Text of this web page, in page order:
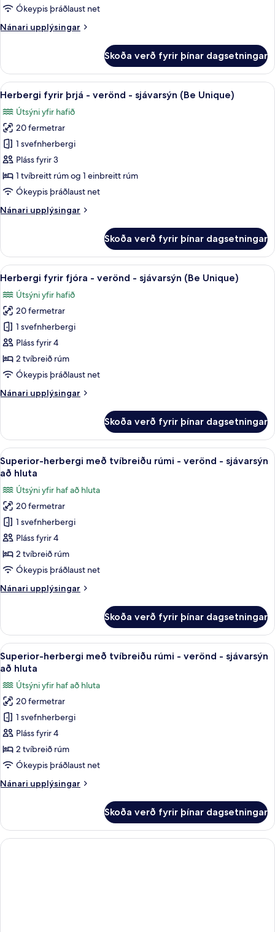
-
-
Unique)
Ókeypis þráðlaust net
Nánari upplýsingar
Nánari
með
tvíbreiðu
rúmi
verönd
sjávarsýn
(Be
Unique)
Skoða verð fyrir þínar dagsetningar
Skoða
allar
myndir
fyrir
Herbergi
fyrir
þrjá
-
verönd
-
Unique)
Míníbar, skrifborð, vinnuaðstaða
6
Herbergi fyrir þrjá - verönd - sjávarsýn (Be Unique)
Útsýni yfir hafið
20 fermetrar
1 svefnherbergi
Pláss fyrir 3
1 tvíbreitt rúm og 1 einbreitt rúm
Ókeypis þráðlaust net
Nánari upplýsingar
Nánari
fyrir
þrjá
-
-
sjávarsýn
(Be
Unique)
Skoða verð fyrir þínar dagsetningar
Skoða
allar
myndir
fyrir
Herbergi
fyrir
fjóra
-
verönd
-
Unique)
Míníbar, skrifborð, vinnuaðstaða
6
Herbergi fyrir fjóra - verönd - sjávarsýn (Be Unique)
Útsýni yfir hafið
20 fermetrar
1 svefnherbergi
Pláss fyrir 4
2 tvíbreið rúm
Ókeypis þráðlaust net
Nánari upplýsingar
Nánari
fyrir
fjóra
-
verönd
sjávarsýn
(Be
Unique)
Skoða verð fyrir þínar dagsetningar
Skoða
allar
myndir
fyrir
Superior-
herbergi
með
tvíbreiðu
rúmi
verönd
að
hluta
Míníbar, skrifborð, vinnuaðstaða
6
Superior-herbergi með tvíbreiðu rúmi - verönd - sjávarsýn
að hluta
Útsýni yfir haf að hluta
20 fermetrar
1 svefnherbergi
Pláss fyrir 4
2 tvíbreið rúm
Ókeypis þráðlaust net
Nánari upplýsingar
Nánari
herbergi
með
tvíbreiðu
rúmi
verönd
sjávarsýn
að
hluta
Skoða verð fyrir þínar dagsetningar
Skoða
allar
myndir
fyrir
Superior-
herbergi
með
tvíbreiðu
rúmi
verönd
að
hluta
Míníbar, skrifborð, vinnuaðstaða
7
Superior-herbergi með tvíbreiðu rúmi - verönd - sjávarsýn
að hluta
Útsýni yfir haf að hluta
20 fermetrar
1 svefnherbergi
Pláss fyrir 4
2 tvíbreið rúm
Ókeypis þráðlaust net
Nánari upplýsingar
Nánari
herbergi
með
tvíbreiðu
Skoða verð fyrir þínar dagsetningar